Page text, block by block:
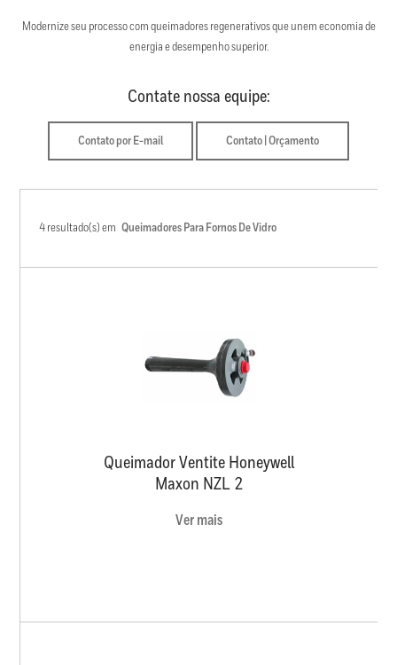
Modernize seu processo com queimadores regenerativos que unem economia de
energia e desempenho superior.
Contate nossa equipe:
Contato por E-mail Contato | Orçamento
4 resultado(s) em Queimadores Para Fornos De Vidro
Queimador Ventite Honeywell
Maxon NZL 2
Ver mais